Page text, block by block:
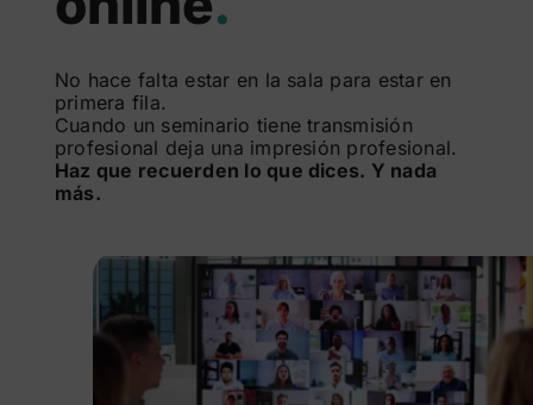
No hace falta estar en la sala para estar en
primera fila.
Cuando un seminario tiene transmisión
profesional deja una impresión profesional.
Haz que recuerden lo que dices. Y nada
más.